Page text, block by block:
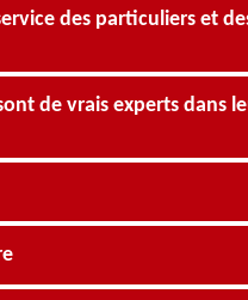
des particuliers et
de vrais experts dans